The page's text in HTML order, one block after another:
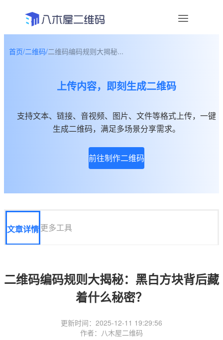
帮助中心
首页/二维码/二维码编码规则大揭秘...
上传内容，即刻生成二维码
支持文本、链接、音视频、图片、文件等格式上传，一键
生成二维码，满足多场景分享需求。
前往制作二维码
文章详情更多工具
二维码编码规则大揭秘：黑白方块背后藏
着什么秘密？
更新时间：2025-12-11 19:29:56
作者：八木屋二维码